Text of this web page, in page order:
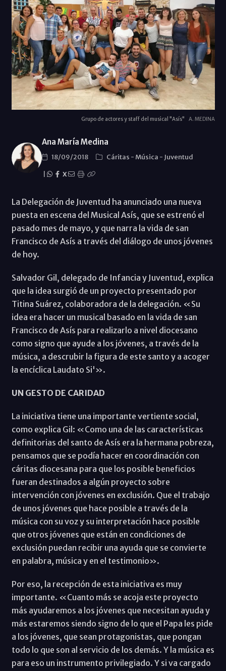
Grupo de actores y staff del musical "Asís" A. MEDINA
Ana María Medina
18/09/2018 Cáritas - Música - Juventud
X
La Delegación de Juventud ha anunciado una nueva
puesta en escena del Musical Asís, que se estrenó el
pasado mes de mayo, y que narra la vida de san
Francisco de Asís a través del diálogo de unos jóvenes
de hoy.
Salvador Gil, delegado de Infancia y Juventud, explica
que la idea surgió de un proyecto presentado por
Titina Suárez, colaboradora de la delegación. «Su
idea era hacer un musical basado en la vida de san
Francisco de Asís para realizarlo a nivel diocesano
como signo que ayude a los jóvenes, a través de la
música, a descrubir la figura de este santo y a acoger
la encíclica Laudato Si'».
UN GESTO DE CARIDAD
La iniciativa tiene una importante vertiente social,
como explica Gil: «Como una de las características
definitorias del santo de Asís era la hermana pobreza,
pensamos que se podía hacer en coordinación con
cáritas diocesana para que los posible beneficios
fueran destinados a algún proyecto sobre
intervención con jóvenes en exclusión. Que el trabajo
de unos jóvenes que hace posible a través de la
música con su voz y su interpretación hace posible
que otros jóvenes que están en condiciones de
exclusión puedan recibir una ayuda que se convierte
en palabra, música y en el testimonio».
Por eso, la recepción de esta iniciativa es muy
importante. «Cuanto más se acoja este proyecto
más ayudaremos a los jóvenes que necesitan ayuda y
más estaremos siendo signo de lo que el Papa les pide
a los jóvenes, que sean protagonistas, que pongan
todo lo que son al servicio de los demás. Y la música es
para eso un instrumento privilegiado. Y si va cargado